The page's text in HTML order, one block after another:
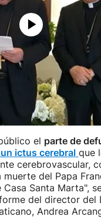
el parte de
ictus cerebral que
cerebrovascular,
del Papa
Santa Marta",
del director del
Andrea